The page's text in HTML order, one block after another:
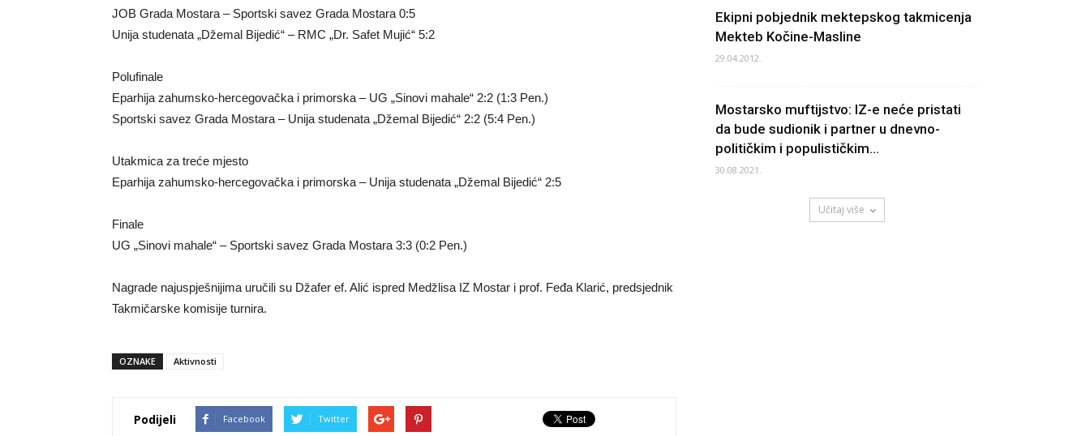
JOB Grada Mostara – Sportski savez Grada Mostara 0:5
Unija studenata „Džemal Bijedić“ – RMC „Dr. Safet Mujić“ 5:2
Polufinale
Eparhija zahumsko-hercegovačka i primorska – UG „Sinovi mahale“ 2:2 (1:3 Pen.)
Sportski savez Grada Mostara – Unija studenata „Džemal Bijedić“ 2:2 (5:4 Pen.)
Utakmica za treće mjesto
Eparhija zahumsko-hercegovačka i primorska – Unija studenata „Džemal Bijedić“ 2:5
Finale
UG „Sinovi mahale“ – Sportski savez Grada Mostara 3:3 (0:2 Pen.)
Nagrade najuspješnijima uručili su Džafer ef. Alić ispred Medžlisa IZ Mostar i prof. Feđa Klarić, predsjednik
Takmičarske komisije turnira.
OZNAKE Aktivnosti
Podijeli Facebook Twitter
Ekipni pobjednik mektepskog takmicenja
Mekteb Kočine-Masline
29.04.2012.
Mostarsko muftijstvo: IZ-e neće pristati
da bude sudionik i partner u dnevno-
političkim i populističkim...
30.08.2021.
Učitaj više